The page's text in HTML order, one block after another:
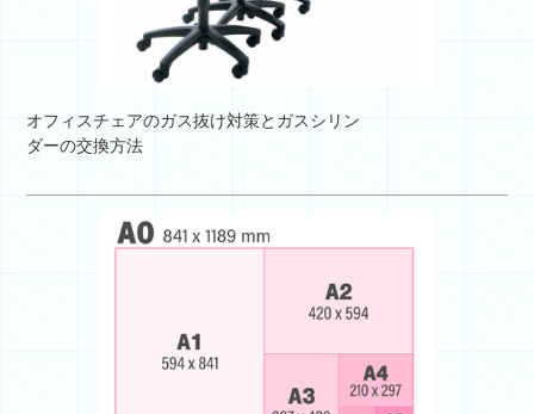
オフィスチェアのガス抜け対策とガスシリン
ダーの交換方法